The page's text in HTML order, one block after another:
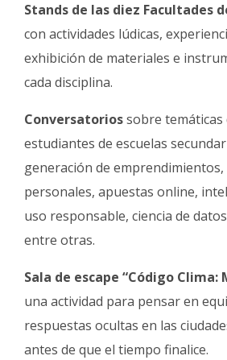
Stands de las diez Facultades
con actividades lúdicas,
exhibición de materiales e
cada disciplina.
Conversatoriossobre
estudiantes de escuelas
generación de emprendimientos,
personales, apuestas online,
uso responsable, ciencia de
entre otras.
Sala de escape “Código Clima:
una actividad para pensar en
respuestas ocultas en las
antes de que el tiempo finalice.